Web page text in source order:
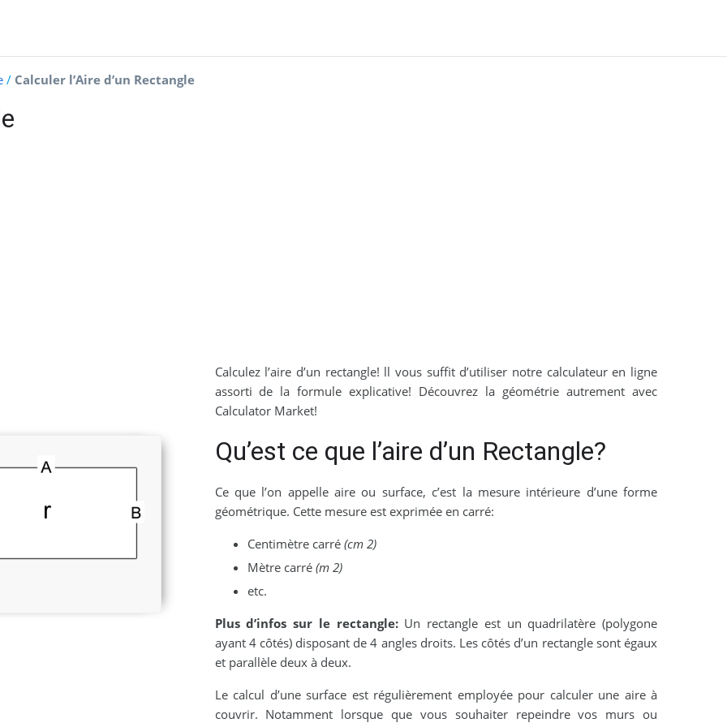
/ Calculer l’Aire d’un Rectangle
Calculez l’aire d’un rectangle! ll vous suffit d’utiliser notre calculateur en ligne
assorti de la formule explicative! Découvrez la géométrie autrement avec
Calculator Market!
Qu’est ce que l’aire d’un Rectangle?
Ce que l’on appelle aire ou surface, c’est la mesure intérieure d’une forme
géométrique. Cette mesure est exprimée en carré:
Centimètre carré (cm 2)
Mètre carré(m 2)
etc.
Plus d’infos sur le rectangle:Un rectangle est un quadrilatère (polygone
ayant 4 côtés) disposant de 4 angles droits. Les côtés d’un rectangle sont égaux
et parallèle deux à deux.
Le calcul d’une surface est régulièrement employée pour calculer une aire à
couvrir. Notamment lorsque que vous souhaiter repeindre vos murs ou